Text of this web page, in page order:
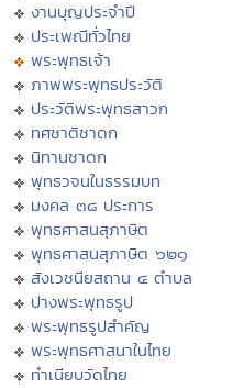
งานบุญประจำปี
ประเพณีทั่วไทย
พระพุทธเจ้า
ภาพพระพุทธประวัติ
ประวัติพระพุทธสาวก
ทศชาติชาดก
นิทานชาดก
พุทธวจนในธรรมบท
มงคล ๓๘ ประการ
พุทธศาสนสุภาษิต
พุทธศาสนสุภาษิต ๖๒๑
สังเวชนียสถาน ๔ ตำบล
ปางพระพุทธรูป
พระพุทธรูปสำคัญ
พระพุทธศาสนาในไทย
ทำเนียบวัดไทย